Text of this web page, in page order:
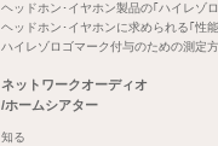
ヘッドホン･イヤホン製品の｢ハイレゾ
ヘッドホン･イヤホンに求められる｢性
ハイレゾロゴマーク付与のための測定
ネットワークオーディオ
/ホームシアター
知る